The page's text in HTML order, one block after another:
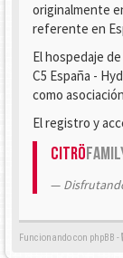
originalmente
referente en
El hospedaje
C5 España -
como
El registro y
Citrö
Funcionando con phpBB -